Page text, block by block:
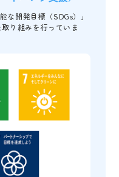
な開発目標（SDGs）」
り組みを行っていま